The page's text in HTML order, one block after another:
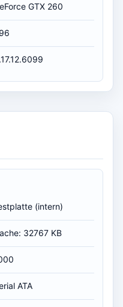
GTX 260
(intern)
32767 KB
ATA